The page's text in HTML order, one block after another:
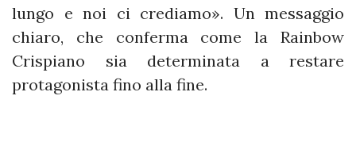
lungo e noi ci crediamo». Un messaggio
chiaro, che conferma come la Rainbow
Crispiano sia determinata a restare
protagonista fino alla fine.